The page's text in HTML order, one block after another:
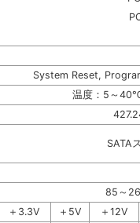
System Reset,
温度：5～
SATA
85～
＋3.3V ＋5V
＋12V